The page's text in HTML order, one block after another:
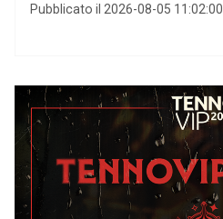
Pubblicato il 2026-08-05 11:02:00